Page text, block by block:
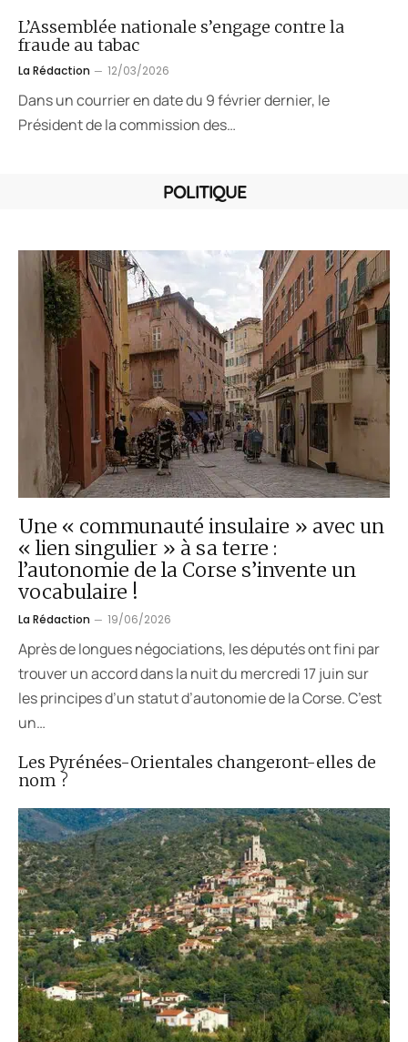
L’Assemblée nationale s’engage contre la
fraude au tabac
La Rédaction 12/03/2026
Dans un courrier en date du 9 février dernier, le
Président de la commission des…
POLITIQUE
Les Pyrénées-Orientales changeront-elles de
nom ?
Une « communauté insulaire » avec un
« lien singulier » à sa terre :
l’autonomie de la Corse s’invente un
vocabulaire !
La Rédaction 19/06/2026
Après de longues négociations, les députés ont fini par
trouver un accord dans la nuit du mercredi 17 juin sur
les principes d’un statut d’autonomie de la Corse. C’est
un…